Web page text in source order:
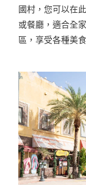
國村，您可以在
或餐廳，適合全
區，享受各種美